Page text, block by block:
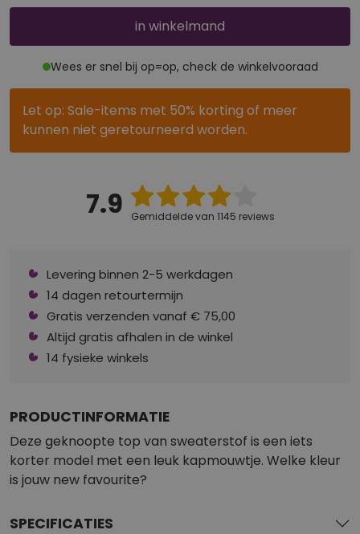
in winkelmand
Wees er snel bij op=op, check de winkelvooraad
Let op: Sale-items met 50% korting of meer
kunnen niet geretourneerd worden.
7.9 Gemiddelde van 1145 reviews
Levering binnen 2-5 werkdagen
14 dagen retourtermijn
Gratis verzenden vanaf € 75,00
Altijd gratis afhalen in de winkel
14 fysieke winkels
PRODUCTINFORMATIE
Deze geknoopte top van sweaterstof is een iets
korter model met een leuk kapmouwtje. Welke kleur
is jouw new favourite?
SPECIFICATIES